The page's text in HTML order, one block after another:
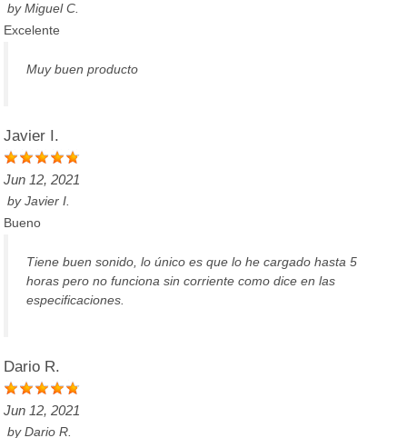
byMiguel C.
Excelente
Muy buen producto
Javier I.
Jun 12, 2021
byJavier I.
Bueno
Tiene buen sonido, lo único es que lo he cargado hasta 5
horas pero no funciona sin corriente como dice en las
especificaciones.
Dario R.
Jun 12, 2021
byDario R.